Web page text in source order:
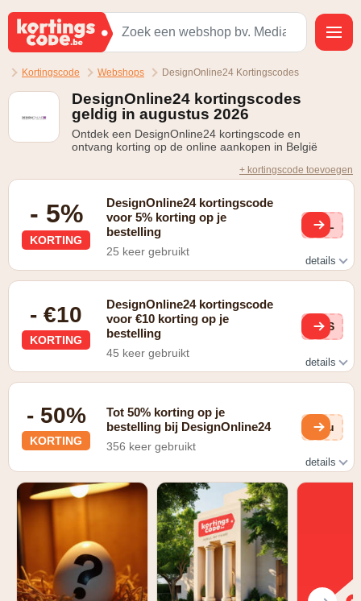
Kortingscode Webshops DesignOnline24 Kortingscodes
DesignOnline24 kortingscodes
geldig in augustus 2026
Ontdek een DesignOnline24 kortingscode en
ontvang korting op de online aankopen in België
+ kortingscode toevoegen
- 5%
KORTING
DesignOnline24 kortingscode
voor 5% korting op je
bestelling
25 keer gebruikt
WEL
details
- €10
KORTING
DesignOnline24 kortingscode
voor €10 korting op je
bestelling
45 keer gebruikt
DES
details
- 50%
KORTING
Tot 50% korting op je
bestelling bij DesignOnline24
356 keer gebruikt
Evu
details
Geldig op artikelen in de outlet